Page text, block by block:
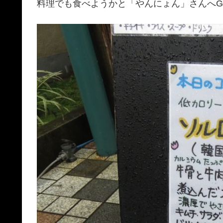
料理でも食べようかと「やんにょん」さんへ